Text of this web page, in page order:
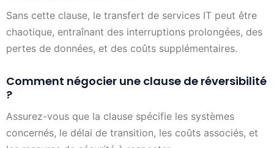
Sans cette clause, le transfert de services IT peut être
chaotique, entraînant des interruptions prolongées, des
pertes de données, et des coûts supplémentaires.
Comment négocier une clause de réversibilité
?
Assurez-vous que la clause spécifie les systèmes
concernés, le délai de transition, les coûts associés, et